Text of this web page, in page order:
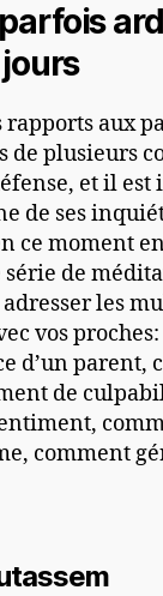
aux
de plusieurs
et il
de ses
ce moment
de
les
vos
d’un parent,
de
comment